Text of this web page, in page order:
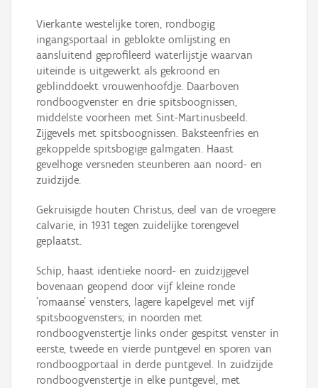
Vierkante westelijke toren, rondbogig
ingangsportaal in geblokte omlijsting en
aansluitend geprofileerd waterlijstje waarvan
uiteinde is uitgewerkt als gekroond en
geblinddoekt vrouwenhoofdje. Daarboven
rondboogvenster en drie spitsboognissen,
middelste voorheen met Sint-Martinusbeeld.
Zijgevels met spitsboognissen. Baksteenfries en
gekoppelde spitsbogige galmgaten. Haast
gevelhoge versneden steunberen aan noord- en
zuidzijde.
Gekruisigde houten Christus, deel van de vroegere
calvarie, in 1931 tegen zuidelijke torengevel
geplaatst.
Schip, haast identieke noord- en zuidzijgevel
bovenaan geopend door vijf kleine ronde
'romaanse' vensters, lagere kapelgevel met vijf
spitsboogvensters; in noorden met
rondboogvenstertje links onder gespitst venster in
eerste, tweede en vierde puntgevel en sporen van
rondboogportaal in derde puntgevel. In zuidzijde
rondboogvenstertje in elke puntgevel, met